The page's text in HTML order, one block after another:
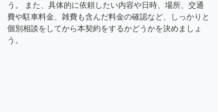
う。 また、具体的に依頼したい内容や日時、場所、交通
費や駐車料金、雑費も含んだ料金の確認など、しっかりと
個別相談をしてから本契約をするかどうかを決めましょ
う。